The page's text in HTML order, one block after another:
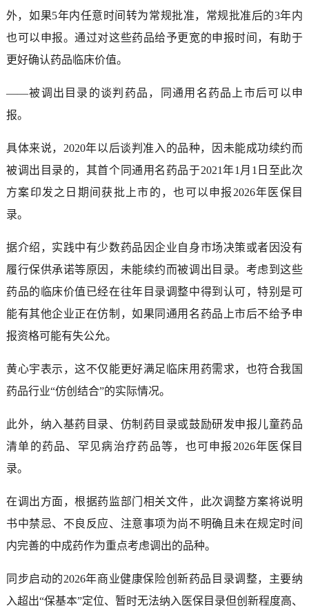
外，如果5年内任意时间转为常规批准，常规批准后的3年内
也可以申报。通过对这些药品给予更宽的申报时间，有助于
更好确认药品临床价值。
——被调出目录的谈判药品，同通用名药品上市后可以申
报。
具体来说，2020年以后谈判准入的品种，因未能成功续约而
被调出目录的，其首个同通用名药品于2021年1月1日至此次
方案印发之日期间获批上市的，也可以申报2026年医保目
录。
据介绍，实践中有少数药品因企业自身市场决策或者因没有
履行保供承诺等原因，未能续约而被调出目录。考虑到这些
药品的临床价值已经在往年目录调整中得到认可，特别是可
能有其他企业正在仿制，如果同通用名药品上市后不给予申
报资格可能有失公允。
黄心宇表示，这不仅能更好满足临床用药需求，也符合我国
药品行业“仿创结合”的实际情况。
此外，纳入基药目录、仿制药目录或鼓励研发申报儿童药品
清单的药品、罕见病治疗药品等，也可申报2026年医保目
录。
在调出方面，根据药监部门相关文件，此次调整方案将说明
书中禁忌、不良反应、注意事项为尚不明确且未在规定时间
内完善的中成药作为重点考虑调出的品种。
同步启动的2026年商业健康保险创新药品目录调整，主要纳
入超出“保基本”定位、暂时无法纳入医保目录但创新程度高、